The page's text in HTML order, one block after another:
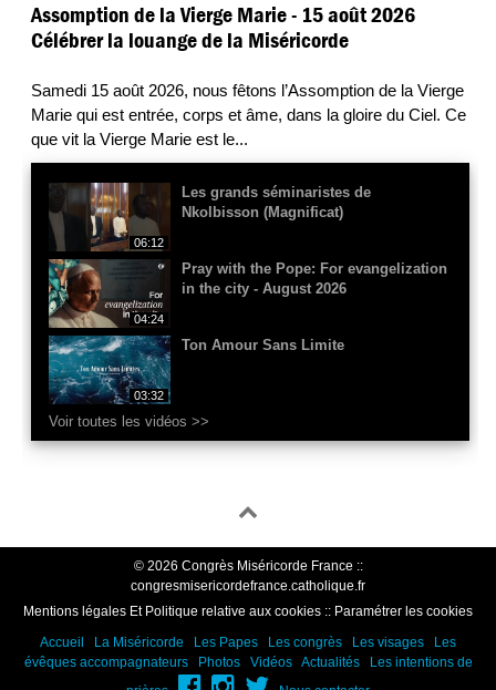
Assomption de la Vierge Marie - 15 août 2026
Célébrer la louange de la Miséricorde
Samedi 15 août 2026, nous fêtons l’Assomption de la Vierge
Marie qui est entrée, corps et âme, dans la gloire du Ciel. Ce
que vit la Vierge Marie est le...
06:12
Les grands séminaristes de
Nkolbisson (Magnificat)
04:24
Pray with the Pope: For evangelization
in the city - August 2026
03:32
Ton Amour Sans Limite
Voir toutes les vidéos >>
© 2026 Congrès Miséricorde France ::
congresmisericordefrance.catholique.fr
Mentions légales Et Politique relative aux cookies :: Paramétrer les cookies
Accueil
La Miséricorde Les Papes Les congrès Les visages
Les
évêques accompagnateurs
Photos Vidéos Actualités
Les intentions de